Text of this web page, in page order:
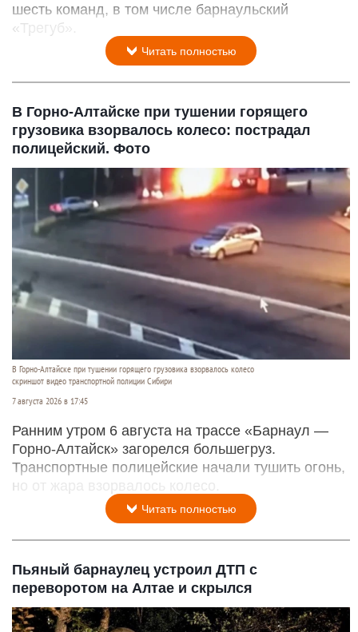
шесть команд, в том числе барнаульский
«Трегуб».
Читать полностью
В Горно-Алтайске при тушении горящего
грузовика взорвалось колесо: пострадал
полицейский. Фото
В Горно-Алтайске при тушении горящего грузовика взорвалось колесо
скриншот видео транспортной полиции Сибири
7 августа 2026 в 17:45
Ранним утром 6 августа на трассе «Барнаул —
Горно-Алтайск» загорелся большегруз.
Транспортные полицейские начали тушить огонь,
но от жара взорвалось колесо.
Читать полностью
Пьяный барнаулец устроил ДТП с
переворотом на Алтае и скрылся